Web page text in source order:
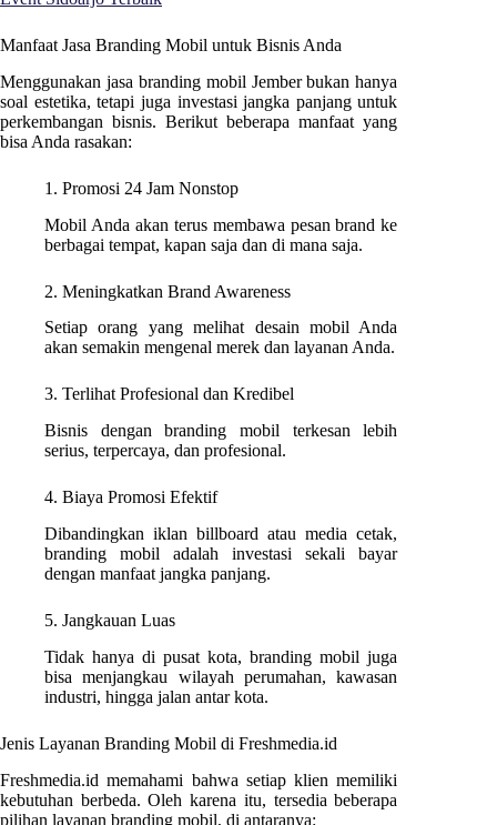
Manfaat Jasa Branding Mobil untuk Bisnis Anda
Menggunakan jasa branding mobil Jember bukan hanya
soal estetika, tetapi juga investasi jangka panjang untuk
perkembangan bisnis. Berikut beberapa manfaat yang
bisa Anda rasakan:
1. Promosi 24 Jam Nonstop
Mobil Anda akan terus membawa pesan brand ke
berbagai tempat, kapan saja dan di mana saja.
2. Meningkatkan Brand Awareness
Setiap orang yang melihat desain mobil Anda
akan semakin mengenal merek dan layanan Anda.
3. Terlihat Profesional dan Kredibel
Bisnis dengan branding mobil terkesan lebih
serius, terpercaya, dan profesional.
4. Biaya Promosi Efektif
Dibandingkan iklan billboard atau media cetak,
branding mobil adalah investasi sekali bayar
dengan manfaat jangka panjang.
5. Jangkauan Luas
Tidak hanya di pusat kota, branding mobil juga
bisa menjangkau wilayah perumahan, kawasan
industri, hingga jalan antar kota.
Jenis Layanan Branding Mobil di Freshmedia.id
Freshmedia.id memahami bahwa setiap klien memiliki
kebutuhan berbeda. Oleh karena itu, tersedia beberapa
pilihan layanan branding mobil, di antaranya: